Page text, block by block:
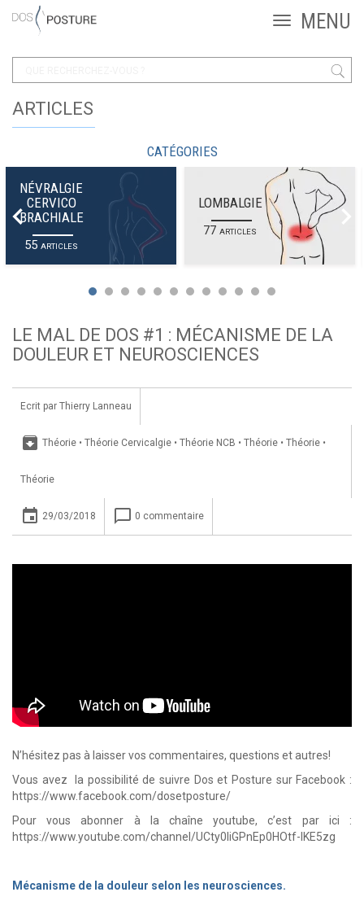
ARTICLES
CATÉGORIES
NÉVRALGIE
CERVICO
BRACHIALE
55ARTICLES
LOMBALGIE
77ARTICLES
LE MAL DE DOS #1 : MÉCANISME DE LA
DOULEUR ET NEUROSCIENCES
Ecrit par Thierry Lanneau
archive Théorie • Théorie Cervicalgie • Théorie NCB • Théorie • Théorie •
Théorie
insert_invitation 29/03/2018 chat_bubble_outline 0 commentaire
N’hésitez pas à laisser vos commentaires, questions et autres!
Vous avez la possibilité de suivre Dos et Posture sur Facebook :
https://www.facebook.com/dosetposture/
Pour vous abonner à la chaîne youtube, c’est par ici :
https://www.youtube.com/channel/UCty0liGPnEp0HOtf-lKE5zg
Mécanisme de la douleur selon les neurosciences.